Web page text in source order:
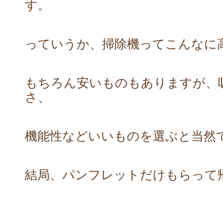
す。
っていうか、掃除機ってこんなに
もちろん安いものもありますが、
さ、
機能性などいいものを選ぶと当然
結局、パンフレットだけもらって